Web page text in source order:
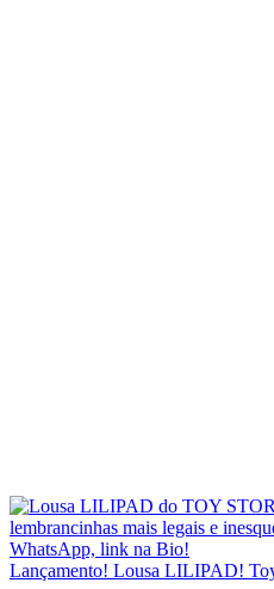
Lançamento! Lousa LILIPAD!